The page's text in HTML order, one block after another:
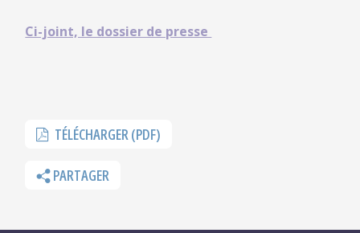
Ci-joint, le dossier de presse
TÉLÉCHARGER (PDF)
PARTAGER